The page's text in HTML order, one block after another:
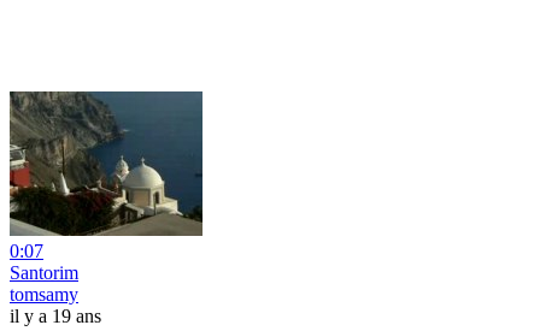
0:07
Santorim
tomsamy
il y a 19 ans